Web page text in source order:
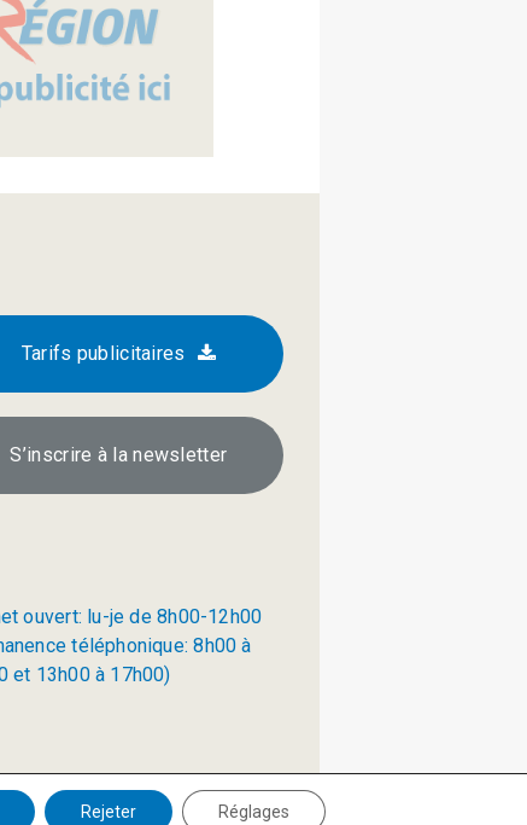
Tarifs publicitaires
S’inscrire à la newsletter
ouvert: lu-je de 8h00-12h00
téléphonique: 8h00 à
et 13h00 à 17h00)
Politique de confidentialité
Rejeter Réglages